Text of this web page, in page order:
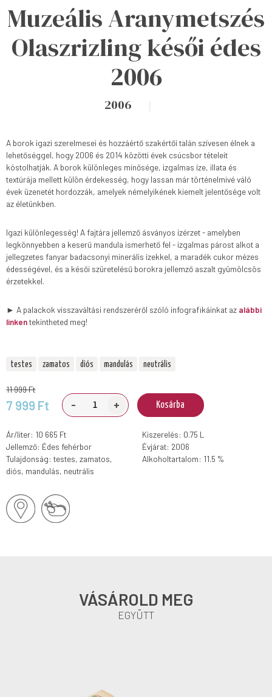
Muzeális Aranymetszés
Olaszrizling késői édes
2006
2006
A borok igazi szerelmesei és hozzáértő szakértői talán szívesen élnek a
lehetőséggel, hogy 2006 és 2014 közötti évek csúcsbor tételeit
kóstolhatják. A borok különleges minősége, izgalmas íze, illata és
textúrája mellett külön érdekesség, hogy lassan már történelmivé váló
évek üzenetét hordozzák, amelyek némelyikének kiemelt jelentősége volt
az életünkben.
Igazi különlegesség! A fajtára jellemző ásványos ízérzet - amelyben
legkönnyebben a keserű mandula ismerhető fel - izgalmas párost alkot a
jellegzetes fanyar badacsonyi minerális ízekkel, a maradék cukor mézes
édességével, és a késői szüretelésű borokra jellemző aszalt gyümölcsös
érzetekkel.
► A palackok visszaváltási rendszeréről szóló infografikáinkat az alábbi
linkentekintheted meg!
testes zamatos diós mandulás neutrális
11 999 Ft
7 999 Ft - + Kosárba
Ár/liter: 10 665 Ft
Kiszerelés: 0.75 L
Jellemző: Édes fehérbor
Évjárat: 2006
Tulajdonság: testes, zamatos,
diós, mandulás, neutrális
Alkoholtartalom: 11.5 %
VÁSÁROLD MEG
EGYÜTT